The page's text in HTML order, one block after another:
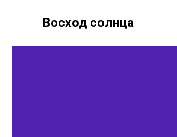
Восход солнца